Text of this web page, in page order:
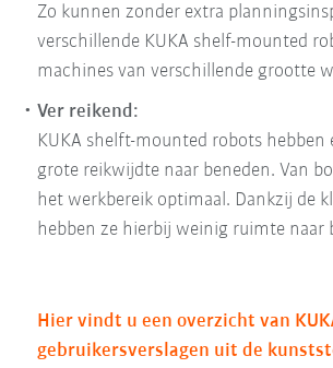
Zo kunnen zonder extra
verschillende KUKA shelf-mounted
machines van verschillende grootte
Ver reikend:
KUKA shelft-mounted robots hebben
grote reikwijdte naar beneden. Van
het werkbereik optimaal. Dankzij de
hebben ze hierbij weinig ruimte naar
Hier vindt u een overzicht van
gebruikersverslagen uit de